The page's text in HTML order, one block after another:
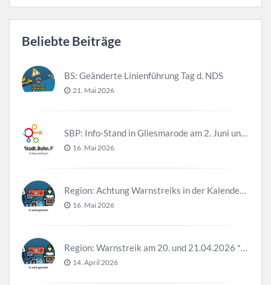
Beliebte Beiträge
BS: Geänderte Linienführung Tag d. NDS
21. Mai 2026
SBP: Info-Stand in Gliesmarode am 2. Juni und 23. Juni
16. Mai 2026
Region: Achtung Warnstreiks in der Kalenderwoche 21
16. Mai 2026
Region: Warnstreik am 20. und 21.04.2026 *Update*
14. April 2026